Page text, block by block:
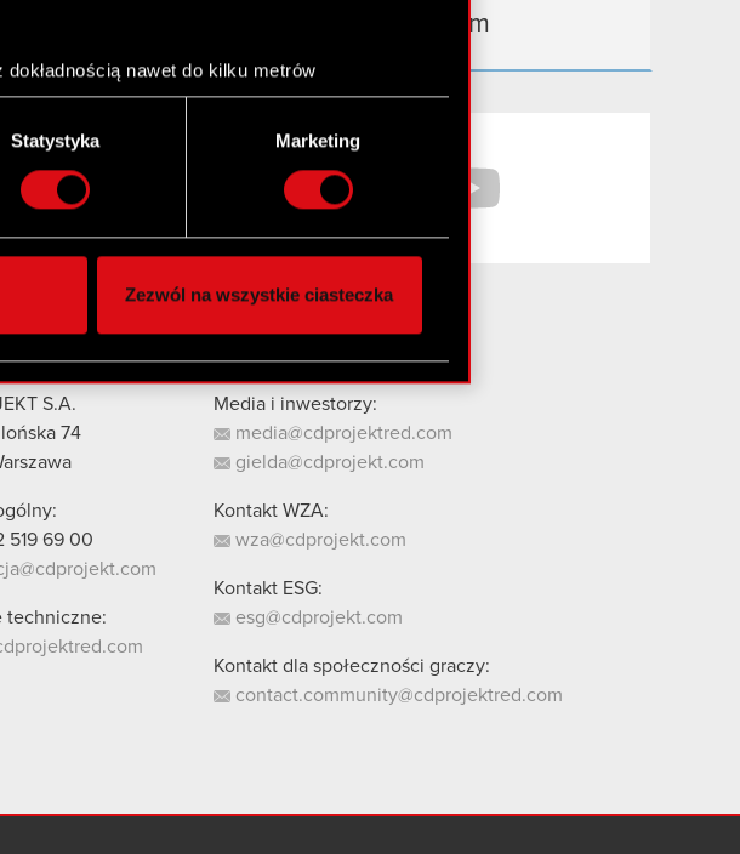
nawet do kilku metrów
je zbiory danych (fingerprinting,
oraz ustaw własne preferencje w
swoją zgodę w dowolnej chwili.
oferować funkcje społecznościowe i
te informacje z innymi danymi
Kontynuując korzystanie z naszej witryny,
Statystyka Marketing
Zezwól na wszystkie ciasteczka
gear.cdprojektred.com
Facebook
S.A.
74
519 69 00
techniczne:
Media i inwestorzy:
media@cdprojektred.com
gielda@cdprojekt.com
Kontakt WZA:
wza@cdprojekt.com
Kontakt ESG:
esg@cdprojekt.com
Kontakt dla społeczności graczy:
contact.community@cdprojektred.com